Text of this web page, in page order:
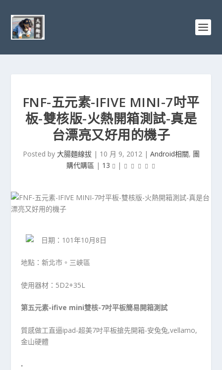
FNF-五元素-IFIVE MINI-7吋平
板-雙核版-火熱開箱測試-真是
台漂亮又好用的機子
Posted by 大腸麵線拔| 10 月 9, 2012| Android相關, 團
購代購區 | 13 |
日期：101年10月8日
地點：新北市。三峽區
使用器材：5D2+35L
第五元素-ifive mini雙核-7吋平板簡易開箱測試
質感做工直逼ipad-超美7吋平板搶先開箱-安兔兔,vellamo,
金山硬體
.